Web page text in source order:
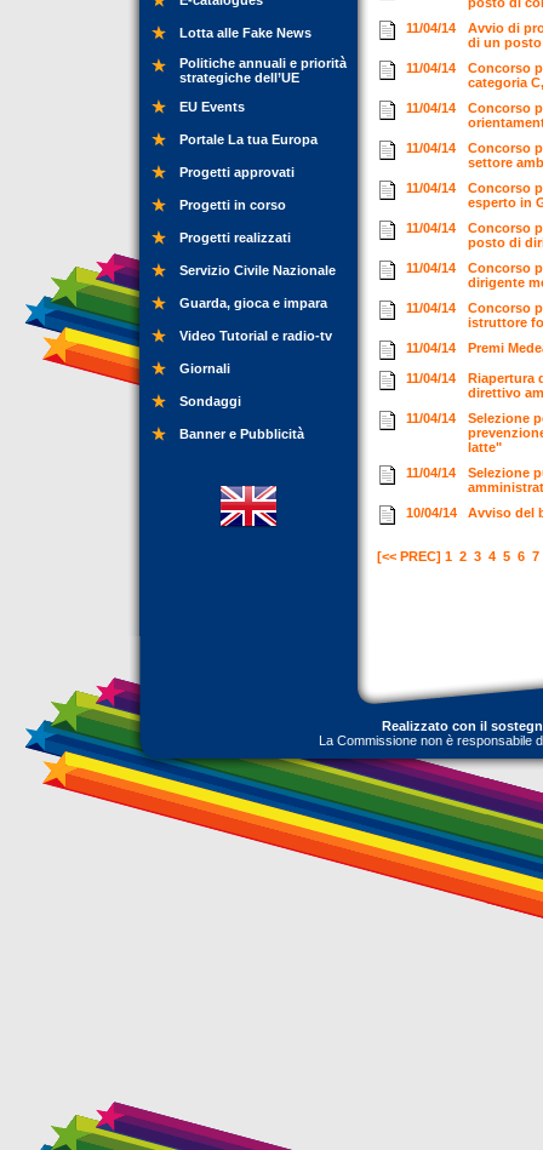
Lotta alle Fake News
Politiche annuali e priorità
strategiche dell’UE
EU Events
Portale La tua Europa
Progetti approvati
Progetti in corso
Progetti realizzati
Servizio Civile Nazionale
Guarda, gioca e impara
Video Tutorial e radio-tv
Giornali
Sondaggi
Banner e Pubblicità
11/04/14
Avvio di
di un
11/04/14
Concorso
categoria
11/04/14
Concorso
11/04/14
Concorso
settore
11/04/14
Concorso
esperto in
11/04/14
Concorso
posto di
11/04/14
Concorso
dirigente
11/04/14
Concorso
istruttore
11/04/14
Premi
11/04/14
Riapertura
direttivo
11/04/14
Selezione
latte"
11/04/14
Selezione
10/04/14
Avviso del
[<< PREC] 1 2 3 4 5 6 7
Realizzato con il
La Commissione non è responsabile